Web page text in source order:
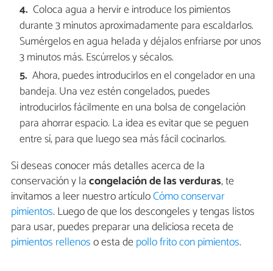
Coloca agua a hervir e introduce los pimientos
durante 3 minutos aproximadamente para escaldarlos.
Sumérgelos en agua helada y déjalos enfriarse por unos
3 minutos más. Escúrrelos y sécalos.
Ahora, puedes introducirlos en el congelador en una
bandeja. Una vez estén congelados, puedes
introducirlos fácilmente en una bolsa de congelación
para ahorrar espacio. La idea es evitar que se peguen
entre sí, para que luego sea más fácil cocinarlos.
Si deseas conocer más detalles acerca de la
conservación y lacongelación de las verduras, te
invitamos a leer nuestro artículoCómo conservar
pimientos. Luego de que los descongeles y tengas listos
para usar, puedes preparar una deliciosa receta de
pimientos rellenoso esta depollo frito con pimientos.